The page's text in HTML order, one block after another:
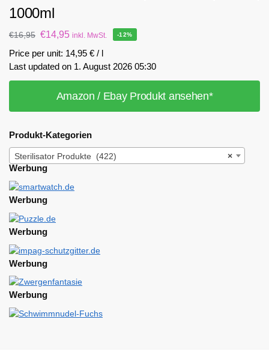
1000ml
€16,95 €14,95 inkl. MwSt. -12%
Price per unit: 14,95 € / l
Last updated on 1. August 2026 05:30
Amazon / Ebay Produkt ansehen*
Produkt-Kategorien
×
Sterilisator Produkte (422)
Werbung
Werbung
Werbung
Werbung
Werbung